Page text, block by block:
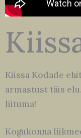
Kiissa Kodade
armastust täis
liituma!
Kogukonna